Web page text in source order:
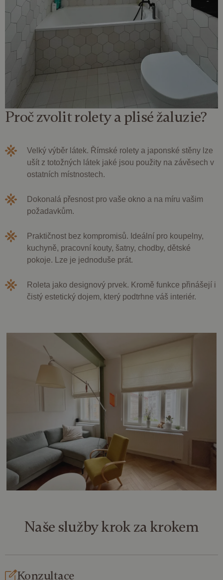
Proč zvolitrolety a plisé žaluzie?
Velký výběr látek. Římské rolety a japonské stěny lze
ušít z totožných látek jaké jsou použity na závěsech v
ostatních místnostech.
Dokonalá přesnost pro vaše okno a na míru vašim
požadavkům.
Praktičnost bez kompromisů. Ideální pro koupelny,
kuchyně, pracovní kouty, šatny, chodby, dětské
pokoje. Lze je jednoduše prát.
Roleta jako designový prvek. Kromě funkce přinášejí i
čistý estetický dojem, který podtrhne váš interiér.
Naše službykrok za krokem
Konzultace